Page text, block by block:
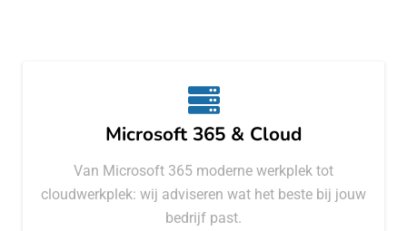
Microsoft 365 & Cloud
Van Microsoft 365 moderne werkplek tot
cloudwerkplek: wij adviseren wat het beste bij jouw
bedrijf past.